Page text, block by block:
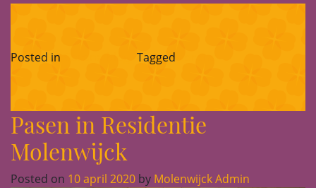
Posted in Tagged
Pasen in Residentie
Molenwijck
Posted on 10 april 2020 by Molenwijck Admin